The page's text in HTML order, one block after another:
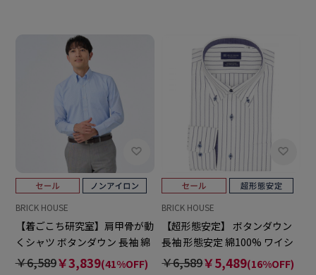
BRICK HOUSE
【着ごこち研究室】肩甲骨が動
くシャツ ボタンダウン 長袖 綿
100% 形態安定 ワイシャツ
￥6,589￥3,839(41%OFF)
BRICK HOUSE
【超形態安定】 ボタンダウン
長袖 形態安定 綿100% ワイシ
ャツ
￥6,589￥5,489(16%OFF)